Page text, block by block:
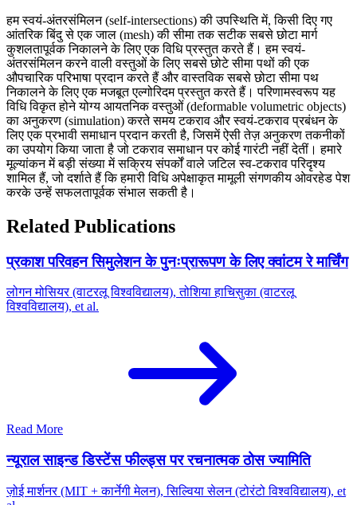
हम स्वयं-अंतरसंमिलन (self-intersections) की उपस्थिति में, किसी दिए गए
आंतरिक बिंदु से एक जाल (mesh) की सीमा तक सटीक सबसे छोटा मार्ग
कुशलतापूर्वक निकालने के लिए एक विधि प्रस्तुत करते हैं। हम स्वयं-
अंतरसंमिलन करने वाली वस्तुओं के लिए सबसे छोटे सीमा पथों की एक
औपचारिक परिभाषा प्रदान करते हैं और वास्तविक सबसे छोटा सीमा पथ
निकालने के लिए एक मजबूत एल्गोरिदम प्रस्तुत करते हैं। परिणामस्वरूप यह
विधि विकृत होने योग्य आयतनिक वस्तुओं (deformable volumetric objects)
का अनुकरण (simulation) करते समय टकराव और स्वयं-टकराव प्रबंधन के
लिए एक प्रभावी समाधान प्रदान करती है, जिसमें ऐसी तेज़ अनुकरण तकनीकों
का उपयोग किया जाता है जो टकराव समाधान पर कोई गारंटी नहीं देतीं। हमारे
मूल्यांकन में बड़ी संख्या में सक्रिय संपर्कों वाले जटिल स्व-टकराव परिदृश्य
शामिल हैं, जो दर्शाते हैं कि हमारी विधि अपेक्षाकृत मामूली संगणकीय ओवरहेड पेश
करके उन्हें सफलतापूर्वक संभाल सकती है।
Related Publications
प्रकाश परिवहन सिमुलेशन के पुनःप्रारूपण के लिए क्वांटम रे मार्चिंग
लोगन मोसियर (वाटरलू विश्वविद्यालय), तोशिया हाचिसुका (वाटरलू
विश्वविद्यालय), et al.
Read More
न्यूराल साइन्ड डिस्टेंस फील्ड्स पर रचनात्मक ठोस ज्यामिति
ज़ोई मार्शनर (MIT + कार्नेगी मेलन), सिल्विया सेलन (टोरंटो विश्वविद्यालय), et